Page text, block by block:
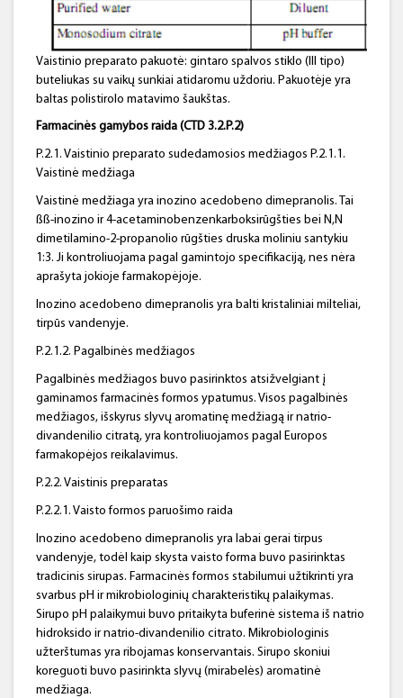
Vaistinio preparato pakuotė: gintaro spalvos stiklo (III tipo)
buteliukas su vaikų sunkiai atidaromu uždoriu. Pakuotėje yra
baltas polistirolo matavimo šaukštas.
Farmacinės gamybos raida (CTD 3.2.P.2)
P.2.1. Vaistinio preparato sudedamosios medžiagos P.2.1.1.
Vaistinė medžiaga
Vaistinė medžiaga yra inozino acedobeno dimepranolis. Tai
ßß-inozino ir 4-acetaminobenzenkarboksirūgšties bei N,N
dimetilamino-2-propanolio rūgšties druska moliniu santykiu
1:3. Ji kontroliuojama pagal gamintojo specifikaciją, nes nėra
aprašyta jokioje farmakopėjoje.
Inozino acedobeno dimepranolis yra balti kristaliniai milteliai,
tirpūs vandenyje.
P.2.1.2. Pagalbinės medžiagos
Pagalbinės medžiagos buvo pasirinktos atsižvelgiant į
gaminamos farmacinės formos ypatumus. Visos pagalbinės
medžiagos, išskyrus slyvų aromatinę medžiagą ir natrio-
divandenilio citratą, yra kontroliuojamos pagal Europos
farmakopėjos reikalavimus.
P.2.2. Vaistinis preparatas
P.2.2.1. Vaisto formos paruošimo raida
Inozino acedobeno dimepranolis yra labai gerai tirpus
vandenyje, todėl kaip skysta vaisto forma buvo pasirinktas
tradicinis sirupas. Farmacinės formos stabilumui užtikrinti yra
svarbus pH ir mikrobiologinių charakteristikų palaikymas.
Sirupo pH palaikymui buvo pritaikyta buferinė sistema iš natrio
hidroksido ir natrio-divandenilio citrato. Mikrobiologinis
užterštumas yra ribojamas konservantais. Sirupo skoniui
koreguoti buvo pasirinkta slyvų (mirabelės) aromatinė
medžiaga.